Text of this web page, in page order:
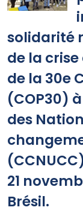
solidarité
de la
de la 30e
(COP30)
des
21
Brésil.